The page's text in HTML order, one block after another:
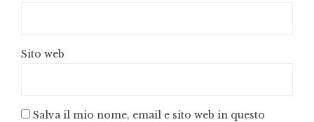
Sito web
Salva il mio nome, email e sito web in questo